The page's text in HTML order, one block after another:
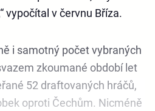
vypočítal v červnu Bříza.
i samotný počet vybraných
zkoumané období let
52 draftovaných hráčů,
oproti Čechům. Nicméně